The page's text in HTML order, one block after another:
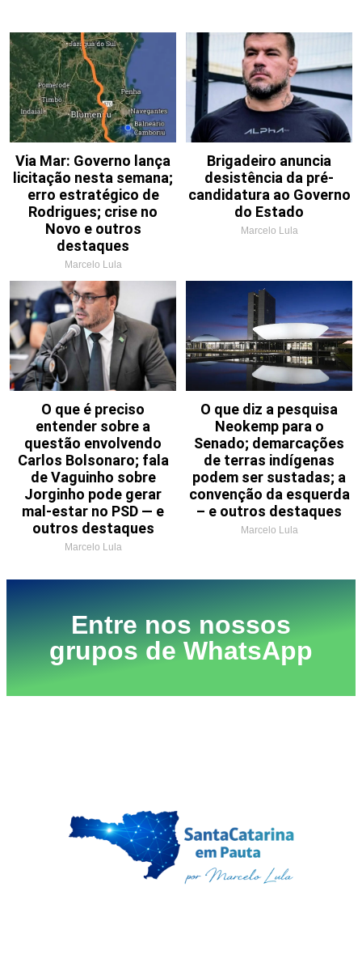
Via Mar: Governo lança
licitação nesta semana;
erro estratégico de
Rodrigues; crise no
Novo e outros
destaques
Marcelo Lula
Brigadeiro anuncia
desistência da pré-
candidatura ao Governo
do Estado
Marcelo Lula
O que é preciso
entender sobre a
questão envolvendo
Carlos Bolsonaro; fala
de Vaguinho sobre
Jorginho pode gerar
mal-estar no PSD — e
outros destaques
Marcelo Lula
O que diz a pesquisa
Neokemp para o
Senado; demarcações
de terras indígenas
podem ser sustadas; a
convenção da esquerda
– e outros destaques
Marcelo Lula
Entre nos nossos
grupos de WhatsApp